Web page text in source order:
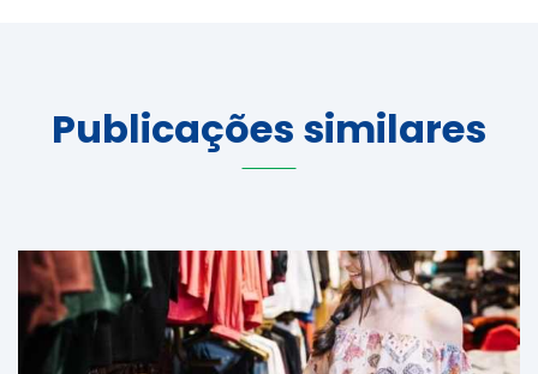
Publicações similares